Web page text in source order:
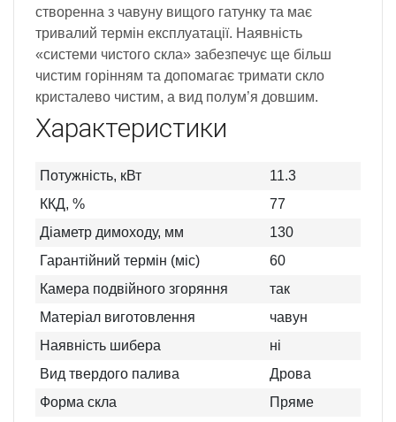
створенна з чавуну вищого гатунку та має
тривалий термін експлуатації. Наявність
«системи чистого скла» забезпечує ще більш
чистим горінням та допомагає тримати скло
кристалево чистим, а вид полум’я довшим.
Характеристики
Потужність, кВт
11.3
ККД, %
77
Діаметр димоходу, мм
130
Гарантійний термін (міс)
60
Камера подвійного згоряння
так
Матеріал виготовлення
чавун
Наявність шибера
ні
Вид твердого палива
Дрова
Форма скла
Пряме